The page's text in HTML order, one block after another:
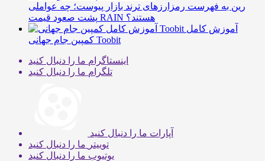
رین به فهرست رمزارزهای ترند بازار پیوست؛ چه عواملی
پشت صعود قیمت RAIN هستند؟
آموزش کامل
کمپین جام جهانی Toobit
اینستاگرام ما را دنبال کنید
تلگرام ما را دنبال کنید
آپارات ما را دنبال کنید
توییتر ما را دنبال کنید
یوتیوب ما را دنبال کنید